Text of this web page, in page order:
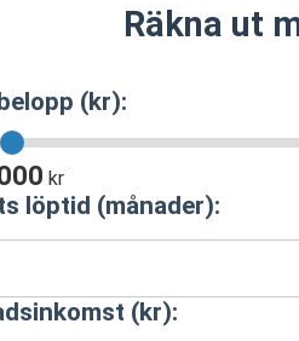
Räkna ut
(kr):
kr
löptid (månader):
(kr):